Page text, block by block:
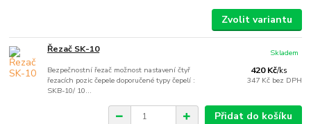
Zvolit variantu
Řezač SK-10
Bezpečnostní řezač možnost nastavení čtyř
řezacích pozic čepele doporučené typy čepelí :
SKB-10/ 10...
420 Kč/ks
347 Kč bez DPH
Skladem
Přidat do košíku